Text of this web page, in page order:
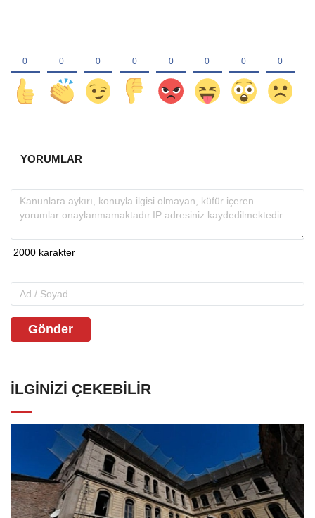
YORUMLAR
Gönder
İLGINIZI ÇEKEBILIR